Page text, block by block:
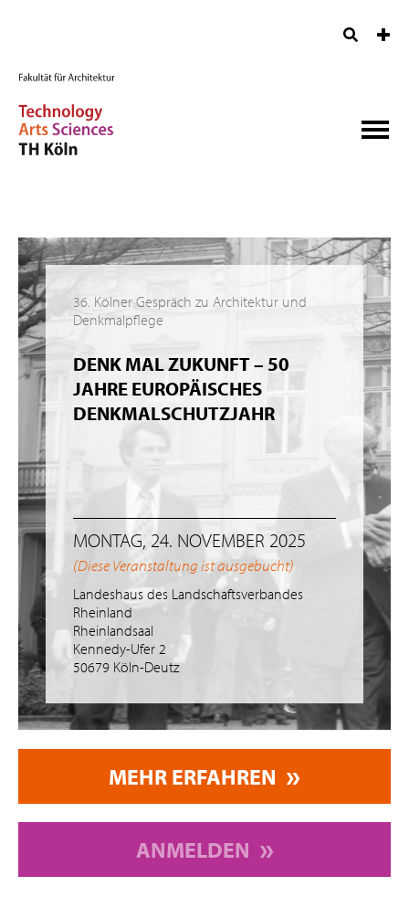
36. Kölner Gespräch zu Architektur und
Denkmalpflege
DENK MAL ZUKUNFT – 50
JAHRE EUROPÄISCHES
DENKMALSCHUTZJAHR
MONTAG, 24. NOVEMBER 2025
(Diese Veranstaltung ist ausgebucht)
Landeshaus des Landschaftsverbandes
Rheinland
Rheinlandsaal
Kennedy-Ufer 2
50679 Köln-Deutz
MEHR ERFAHREN
ANMELDEN